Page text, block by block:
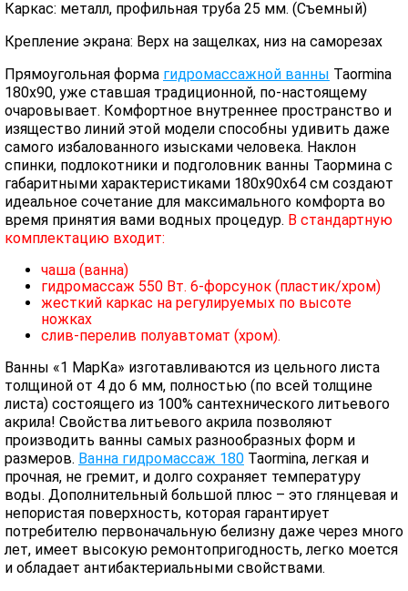
Каркас: металл, профильная труба 25 мм. (Съемный)
Крепление экрана: Верх на защелках, низ на саморезах
Прямоугольная форма гидромассажной ванны Taormina
180x90, уже ставшая традиционной, по-настоящему
очаровывает. Комфортное внутреннее пространство и
изящество линий этой модели способны удивить даже
самого избалованного изысками человека. Наклон
спинки, подлокотники и подголовник ванны Таормина с
габаритными характеристиками 180x90x64 см создают
идеальное сочетание для максимального комфорта во
время принятия вами водных процедур. В стандартную
комплектацию входит:
чаша (ванна)
гидромассаж 550 Вт. 6-форсунок (пластик/хром)
жесткий каркас на регулируемых по высоте
ножках
слив-перелив полуавтомат (хром).
Ванны «1 МарКа» изготавливаются из цельного листа
толщиной от 4 до 6 мм, полностью (по всей толщине
листа) состоящего из 100% сантехнического литьевого
акрила! Свойства литьевого акрила позволяют
производить ванны самых разнообразных форм и
размеров. Ванна гидромассаж 180 Taormina, легкая и
прочная, не гремит, и долго сохраняет температуру
воды. Дополнительный большой плюс – это глянцевая и
непористая поверхность, которая гарантирует
потребителю первоначальную белизну даже через много
лет, имеет высокую ремонтопригодность, легко моется
и обладает антибактериальными свойствами.